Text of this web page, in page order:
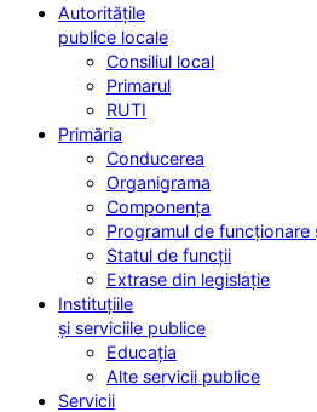
Autoritățile
publice locale
Consiliul local
Primarul
RUTI
Primăria
Conducerea
Organigrama
Componența
Programul de funcționare
Statul de funcții
Extrase din legislație
Instituțiile
și serviciile publice
Educația
Alte servicii publice
Servicii